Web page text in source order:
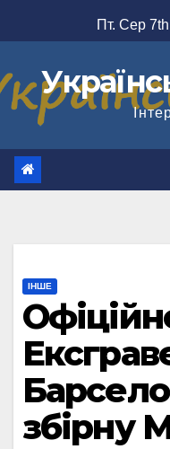
до
Пт. Сер
ІНШЕ
збірну